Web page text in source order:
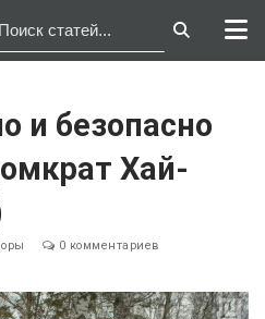
и безопасно
Хай-
0 комментариев